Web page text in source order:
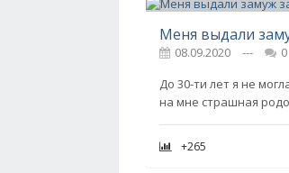
Меня выдали
08.09.2020 ---
0
До 30-ти лет я не
на мне страшная
+265